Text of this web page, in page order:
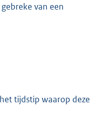
van een
tijdstip waarop deze